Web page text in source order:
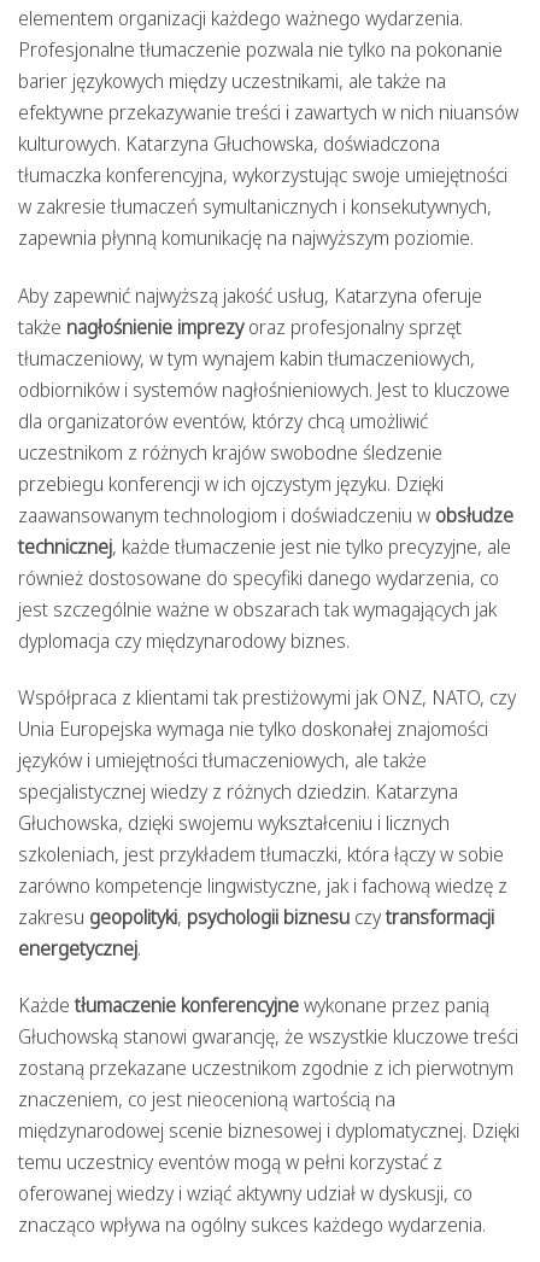
elementem organizacji każdego ważnego wydarzenia.
Profesjonalne tłumaczenie pozwala nie tylko na pokonanie
barier językowych między uczestnikami, ale także na
efektywne przekazywanie treści i zawartych w nich niuansów
kulturowych. Katarzyna Głuchowska, doświadczona
tłumaczka konferencyjna, wykorzystując swoje umiejętności
w zakresie tłumaczeń symultanicznych i konsekutywnych,
zapewnia płynną komunikację na najwyższym poziomie.
Aby zapewnić najwyższą jakość usług, Katarzyna oferuje
także nagłośnienie imprezyoraz profesjonalny sprzęt
tłumaczeniowy, w tym wynajem kabin tłumaczeniowych,
odbiorników i systemów nagłośnieniowych. Jest to kluczowe
dla organizatorów eventów, którzy chcą umożliwić
uczestnikom z różnych krajów swobodne śledzenie
przebiegu konferencji w ich ojczystym języku. Dzięki
zaawansowanym technologiom i doświadczeniu w obsłudze
technicznej, każde tłumaczenie jest nie tylko precyzyjne, ale
również dostosowane do specyfiki danego wydarzenia, co
jest szczególnie ważne w obszarach tak wymagających jak
dyplomacja czy międzynarodowy biznes.
Współpraca z klientami tak prestiżowymi jak ONZ, NATO, czy
Unia Europejska wymaga nie tylko doskonałej znajomości
języków i umiejętności tłumaczeniowych, ale także
specjalistycznej wiedzy z różnych dziedzin. Katarzyna
Głuchowska, dzięki swojemu wykształceniu i licznych
szkoleniach, jest przykładem tłumaczki, która łączy w sobie
zarówno kompetencje lingwistyczne, jak i fachową wiedzę z
zakresu geopolityki, psychologii biznesu czytransformacji
energetycznej.
Każdetłumaczenie konferencyjnewykonane przez panią
Głuchowską stanowi gwarancję, że wszystkie kluczowe treści
zostaną przekazane uczestnikom zgodnie z ich pierwotnym
znaczeniem, co jest nieocenioną wartością na
międzynarodowej scenie biznesowej i dyplomatycznej. Dzięki
temu uczestnicy eventów mogą w pełni korzystać z
oferowanej wiedzy i wziąć aktywny udział w dyskusji, co
znacząco wpływa na ogólny sukces każdego wydarzenia.